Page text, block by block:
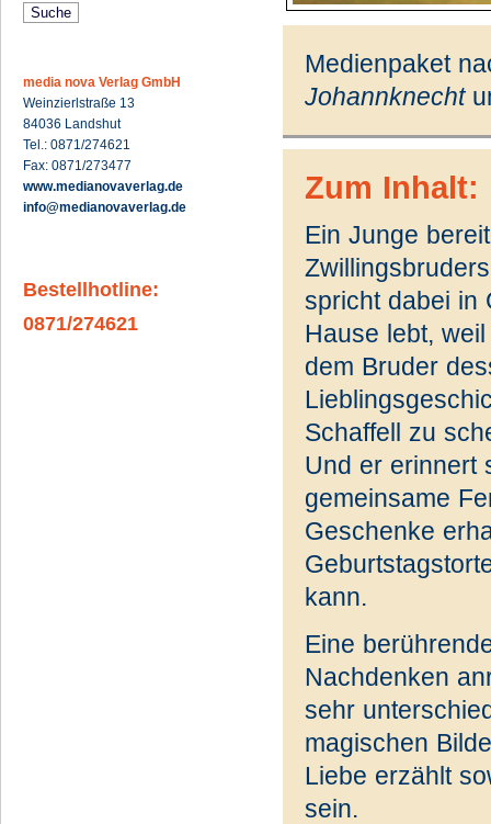
media nova Verlag GmbH
Weinzierlstraße 13
84036 Landshut
Tel.: 0871/274621
Fax: 0871/273477
www.medianovaverlag.de
info@medianovaverlag.de
Bestellhotline:
0871/274621
Medienpaket
Johannknecht
Zum Inhalt:
Ein Junge
spricht dabei in
Hause lebt,
dem Bruder
Schaffell zu
Und er erinnert
gemeinsame
Geschenke
kann.
Eine
Nachdenken
sehr
magischen
Liebe erzählt
sein.